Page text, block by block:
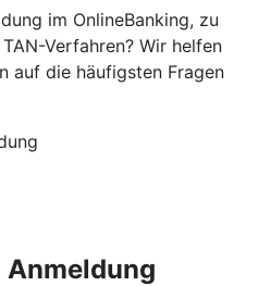
im OnlineBanking, zu
Verfahren? Wir helfen
auf die häufigsten Fragen